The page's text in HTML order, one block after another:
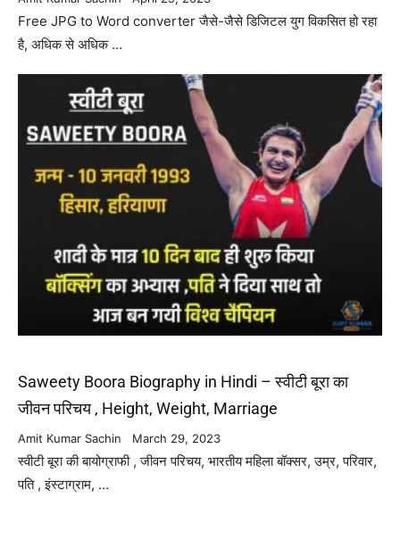
Free JPG to Word converter जैसे-जैसे डिजिटल युग विकसित हो रहा
है, अधिक से अधिक …
Saweety Boora Biography in Hindi – स्वीटी बूरा का
जीवन परिचय , Height, Weight, Marriage
Amit Kumar Sachin March 29, 2023
स्वीटी बूरा की बायोग्राफी , जीवन परिचय, भारतीय महिला बॉक्सर, उम्र, परिवार,
पति , इंस्टाग्राम, …